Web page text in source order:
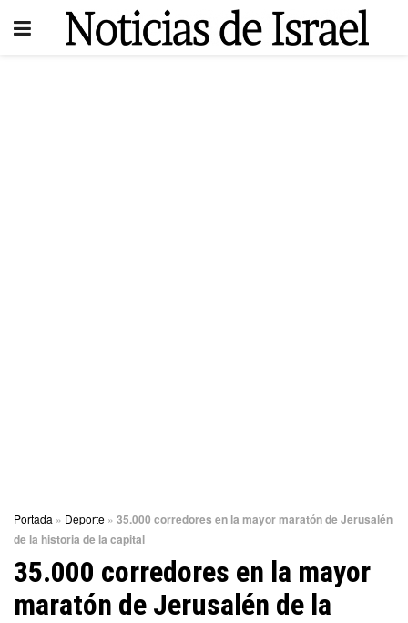
Portada » Deporte » 35.000 corredores en la mayor maratón de Jerusalén
de la historia de la capital
35.000 corredores en la mayor
maratón de Jerusalén de la